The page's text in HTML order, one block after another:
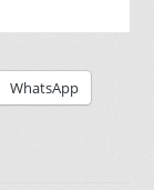
WhatsApp